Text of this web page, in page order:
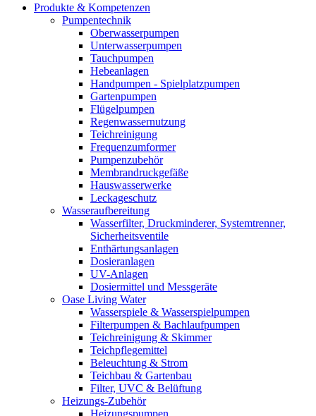
Produkte & Kompetenzen
Pumpentechnik
Oberwasserpumpen
Unterwasserpumpen
Tauchpumpen
Hebeanlagen
Handpumpen - Spielplatzpumpen
Gartenpumpen
Flügelpumpen
Regenwassernutzung
Teichreinigung
Frequenzumformer
Pumpenzubehör
Membrandruckgefäße
Hauswasserwerke
Leckageschutz
Wasseraufbereitung
Wasserfilter, Druckminderer, Systemtrenner,
Sicherheitsventile
Enthärtungsanlagen
Dosieranlagen
UV-Anlagen
Dosiermittel und Messgeräte
Oase Living Water
Wasserspiele & Wasserspielpumpen
Filterpumpen & Bachlaufpumpen
Teichreinigung & Skimmer
Teichpflegemittel
Beleuchtung & Strom
Teichbau & Gartenbau
Filter, UVC & Belüftung
Heizungs-Zubehör
Heizungspumpen